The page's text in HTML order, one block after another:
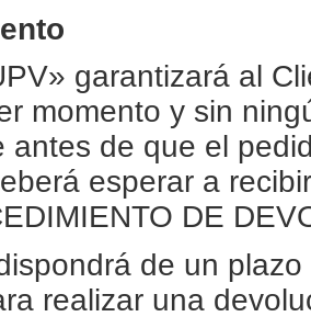
garantizará al
momento y sin
antes de que el
esperar a
DE
de un
realizar una